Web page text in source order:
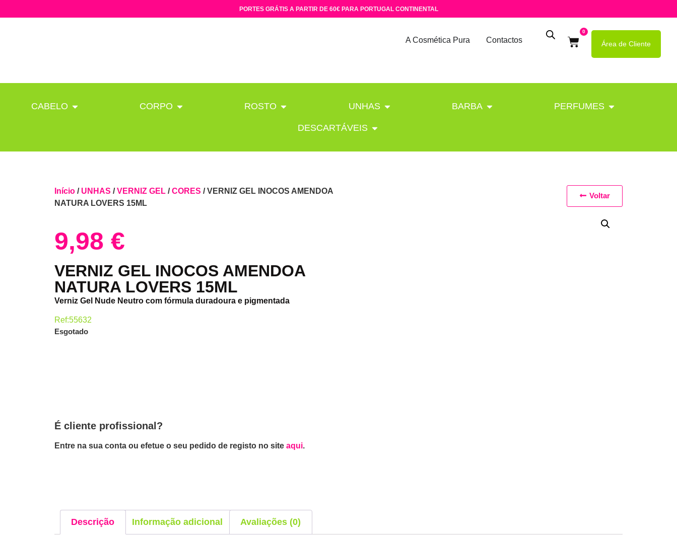
PORTES GRÁTIS A PARTIR DE 60€ PARA PORTUGAL CONTINENTAL
A Cosmética Pura Contactos
0
Área de Cliente
CABELO CORPO ROSTO UNHAS BARBA PERFUMES
DESCARTÁVEIS
Início/ UNHAS /VERNIZ GEL/CORES / VERNIZ GEL INOCOS AMENDOA
NATURA LOVERS 15ML
9,98 €
VERNIZ GEL INOCOS AMENDOA
NATURA LOVERS 15ML
Verniz Gel Nude Neutro com fórmula duradoura e pigmentada
Ref:55632
Esgotado
É cliente profissional?
Entre na sua conta ou efetue o seu pedido de registo no site aqui.
Voltar
Descrição Informação adicional Avaliações (0)